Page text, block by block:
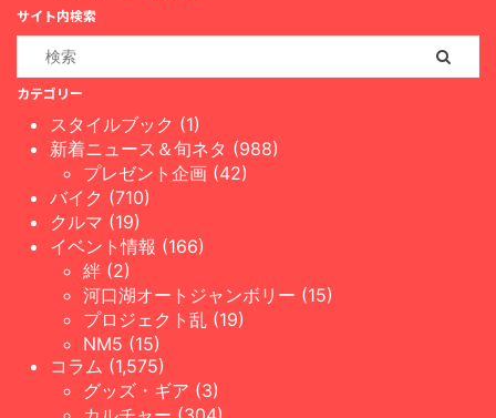
サイト内検索
カテゴリー
スタイルブック (1)
新着ニュース＆旬ネタ (988)
プレゼント企画 (42)
バイク (710)
クルマ (19)
イベント情報 (166)
絆 (2)
河口湖オートジャンボリー (15)
プロジェクト乱 (19)
NM5 (15)
コラム (1,575)
グッズ・ギア (3)